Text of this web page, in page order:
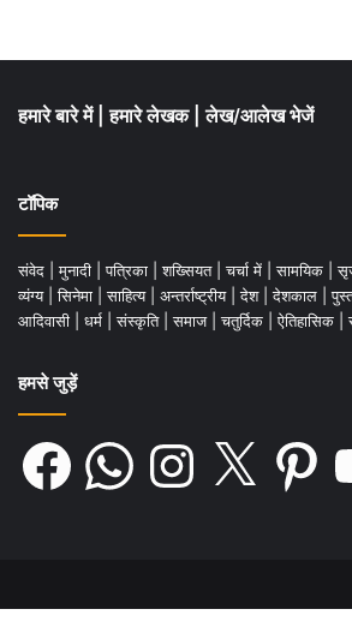
हमारे बारे में हमारे लेखक लेख/आलेख भेजें
टॉपिक
संवेद मुनादी पत्रिका शख्सियत चर्चा में सामयिक
व्यंग्य
सिनेमा साहित्य अन्तर्राष्ट्रीय देश देशकाल
आदिवासी
धर्म संस्कृति समाज चतुर्दिक ऐतिहासिक
हमसे जुड़ें
Facebook WhatsAppInstagram Pinterest